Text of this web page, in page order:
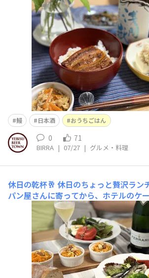
鰻 日本酒 おうちごはん
0 71
BIRRA | 07/27 | グルメ・料理
休日の乾杯🥂 休日のちょっと贅沢ラン
パン屋さんに寄ってから、ホテルのケ
🍰イタリアのよく冷えた泡で乾杯🥂